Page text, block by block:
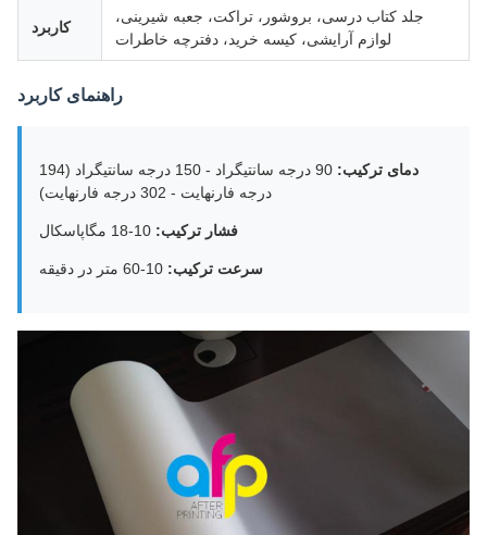
کاربرد
جلد کتاب درسی، بروشور، تراکت، جعبه شیرینی،
لوازم آرایشی، کیسه خرید، دفترچه خاطرات
راهنمای کاربرد
دمای ترکیب:
90 درجه سانتیگراد - 150 درجه سانتیگراد (194
درجه فارنهایت - 302 درجه فارنهایت)
فشار ترکیب:
سرعت ترکیب: